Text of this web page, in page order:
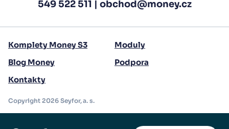
549 522 511 | obchod@money.cz
Komplety Money S3
Moduly
Blog Money
Podpora
Kontakty
Copyright 2026 Seyfor, a. s.